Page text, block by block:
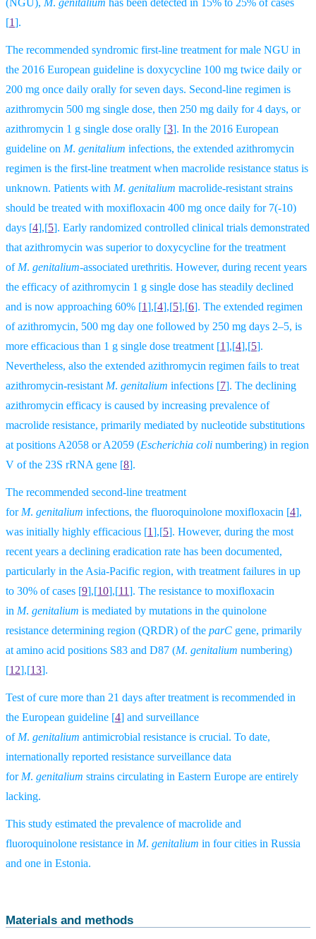
[1].
The recommended syndromic first-line treatment for male NGU in
the 2016 European guideline is doxycycline 100 mg twice daily or
200 mg once daily orally for seven days. Second-line regimen is
azithromycin 500 mg single dose, then 250 mg daily for 4 days, or
azithromycin 1 g single dose orally [3]. In the 2016 European
guideline on M. genitalium infections, the extended azithromycin
regimen is the first-line treatment when macrolide resistance status is
unknown. Patients with M. genitalium macrolide-resistant strains
should be treated with moxifloxacin 400 mg once daily for 7(-10)
days [4],[5]. Early randomized controlled clinical trials demonstrated
that azithromycin was superior to doxycycline for the treatment
of M. genitalium-associated urethritis. However, during recent years
the efficacy of azithromycin 1 g single dose has steadily declined
and is now approaching 60% [1],[4],[5],[6]. The extended regimen
of azithromycin, 500 mg day one followed by 250 mg days 2–5, is
more efficacious than 1 g single dose treatment [1],[4],[5].
Nevertheless, also the extended azithromycin regimen fails to treat
azithromycin-resistant M. genitalium infections [7]. The declining
azithromycin efficacy is caused by increasing prevalence of
macrolide resistance, primarily mediated by nucleotide substitutions
at positions A2058 or A2059 (Escherichia coli numbering) in region
V of the 23S rRNA gene [8].
The recommended second-line treatment
for M. genitalium infections, the fluoroquinolone moxifloxacin [4],
was initially highly efficacious [1],[5]. However, during the most
recent years a declining eradication rate has been documented,
particularly in the Asia-Pacific region, with treatment failures in up
to 30% of cases [9],[10],[11]. The resistance to moxifloxacin
in M. genitalium is mediated by mutations in the quinolone
resistance determining region (QRDR) of the parC gene, primarily
at amino acid positions S83 and D87 (M. genitalium numbering)
[12],[13].
Test of cure more than 21 days after treatment is recommended in
the European guideline [4] and surveillance
of M. genitalium antimicrobial resistance is crucial. To date,
internationally reported resistance surveillance data
for M. genitalium strains circulating in Eastern Europe are entirely
lacking.
This study estimated the prevalence of macrolide and
fluoroquinolone resistance in M. genitalium in four cities in Russia
and one in Estonia.
Materials and methods